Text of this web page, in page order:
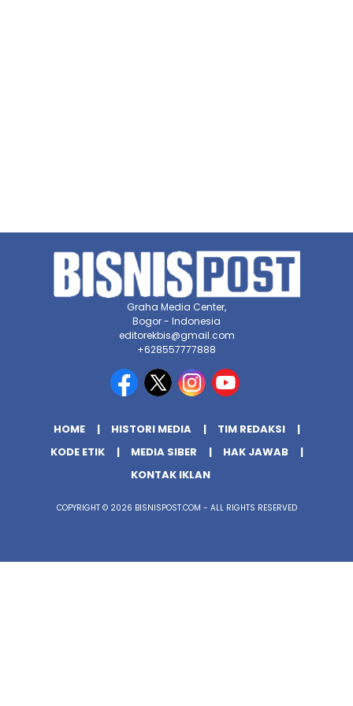
Graha Media Center,
Bogor - Indonesia
editorekbis@gmail.com
+628557777888
HOME HISTORI MEDIA
TIM REDAKSI
KODE ETIK
MEDIA SIBER
HAK JAWAB
KONTAK IKLAN
COPYRIGHT © 2026 BISNISPOST.COM - ALL RIGHTS RESERVED